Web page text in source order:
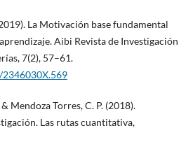
La Motivación base fundamental
Aibi Revista de Investigación
7(2), 57–61.
Mendoza Torres, C. P. (2018).
Las rutas cuantitativa,